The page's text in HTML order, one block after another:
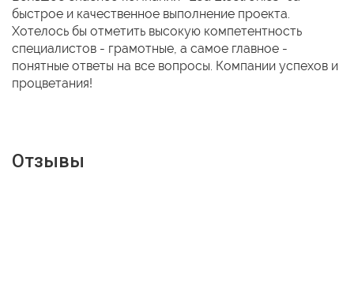
быстрое и качественное выполнение проекта.
Хотелось бы отметить высокую компетентность
специалистов - грамотные, а самое главное -
понятные ответы на все вопросы. Компании успехов и
процветания!
Отзывы